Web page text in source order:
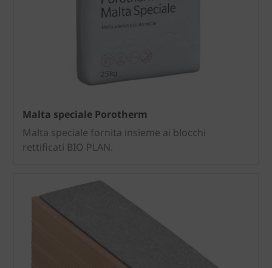
Malta speciale Porotherm
Malta speciale fornita insieme ai blocchi
rettificati BIO PLAN.